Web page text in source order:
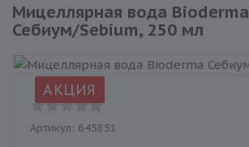
Мицеллярная вода Bioderma
Себиум/Sebium, 250 мл
АКЦИЯ
Артикул: 645851